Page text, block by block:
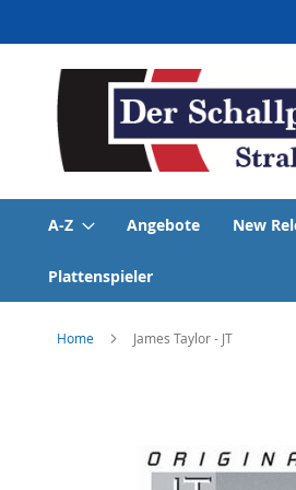
zum
Inhalt
A-Z Angebote New
Plattenspieler
Home James Taylor - JT